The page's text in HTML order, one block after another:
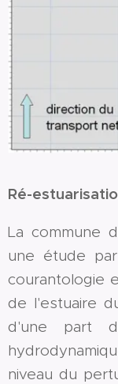
Ré-
La commune
une étude
courantologie
de l'estuaire
d'une part
niveau du